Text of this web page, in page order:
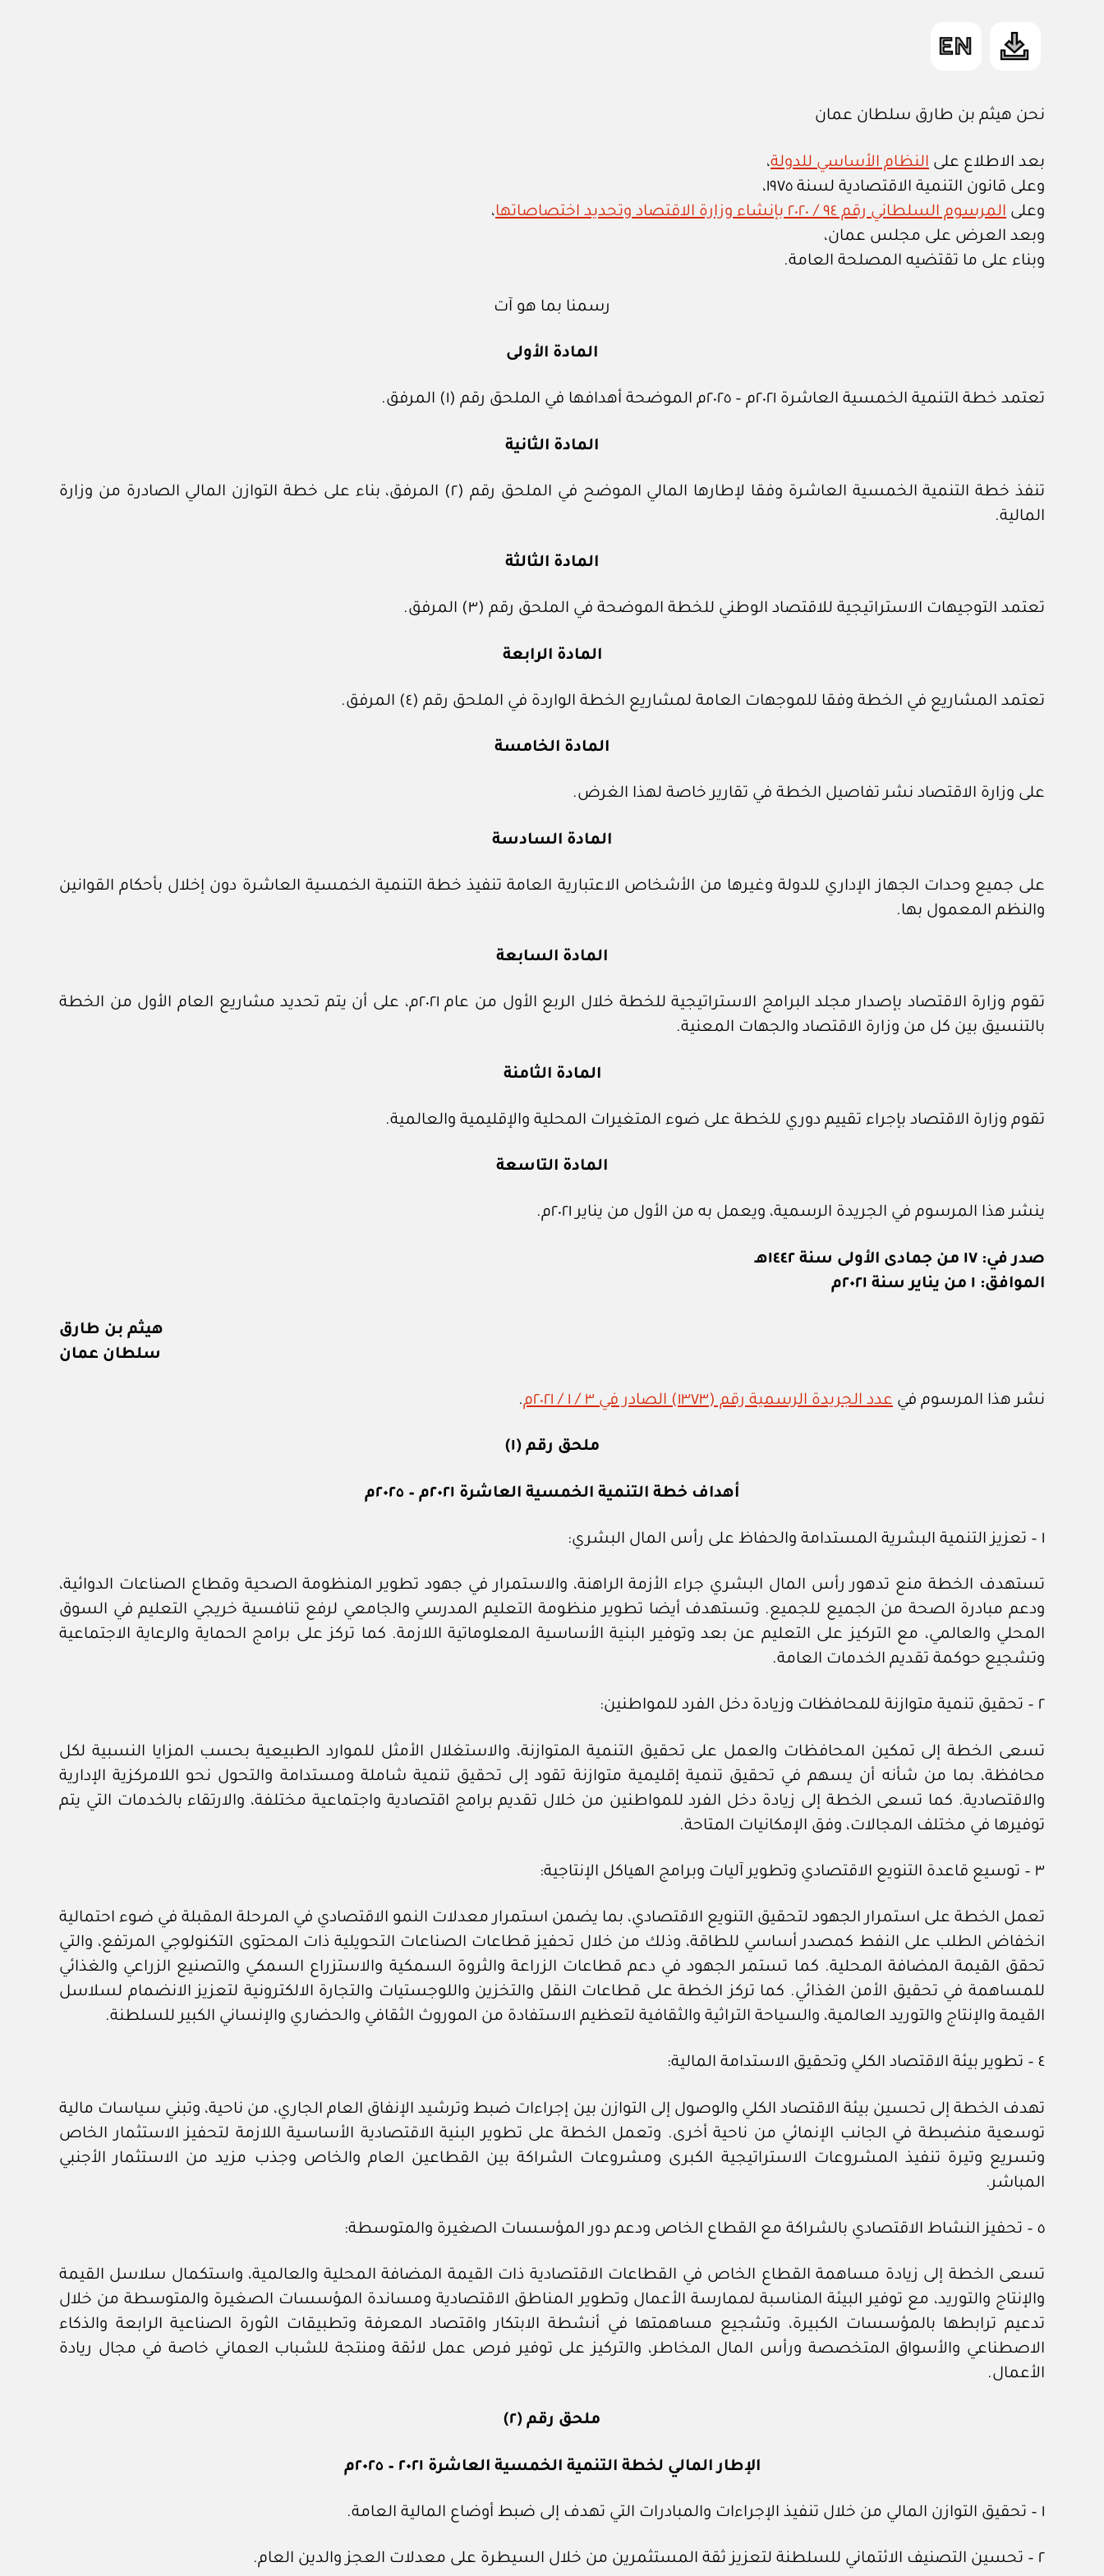
نحن هيثم بن طارق سلطان عمان
بعد الاطلاع على النظام الأساسي للدولة،
وعلى قانون التنمية الاقتصادية لسنة ١٩٧٥،
وعلى المرسوم السلطاني رقم ٩٤ / ٢٠٢٠ بإنشاء وزارة الاقتصاد وتحديد اختصاصاتها
،
وبعد العرض على مجلس عمان،
وبناء على ما تقتضيه المصلحة العامة.
رسمنا بما هو آت
المادة الأولى
تعتمد خطة التنمية الخمسية العاشرة ٢٠٢١م – ٢٠٢٥م الموضحة أهدافها في الملحق رقم (١) المرفق.
المادة الثانية
تنفذ خطة التنمية الخمسية العاشرة وفقا لإطارها المالي الموضح في الملحق رقم (٢) المرفق، بناء على خطة التوازن المالي الصادرة من وزارة
المالية.
المادة الثالثة
تعتمد التوجيهات الاستراتيجية للاقتصاد الوطني للخطة الموضحة في الملحق رقم (٣) المرفق.
المادة الرابعة
تعتمد المشاريع في الخطة وفقا للموجهات العامة لمشاريع الخطة الواردة في الملحق رقم (٤) المرفق.
المادة الخامسة
على وزارة الاقتصاد نشر تفاصيل الخطة في تقارير خاصة لهذا الغرض.
المادة السادسة
على جميع وحدات الجهاز الإداري للدولة وغيرها من الأشخاص الاعتبارية العامة تنفيذ خطة التنمية الخمسية العاشرة دون إخلال بأحكام القوانين
والنظم المعمول بها.
المادة السابعة
تقوم وزارة الاقتصاد بإصدار مجلد البرامج الاستراتيجية للخطة خلال الربع الأول من عام ٢٠٢١م، على أن يتم تحديد مشاريع العام الأول من الخطة
بالتنسيق بين كل من وزارة الاقتصاد والجهات المعنية.
المادة الثامنة
تقوم وزارة الاقتصاد بإجراء تقييم دوري للخطة على ضوء المتغيرات المحلية والإقليمية والعالمية.
المادة التاسعة
ينشر هذا المرسوم في الجريدة الرسمية، ويعمل به من الأول من يناير ٢٠٢١م.
صدر في: ١٧ من جمادى الأولى سنة ١٤٤٢هـ
الموافق: ١ من يناير سنة ٢٠٢١م
هيثم بن طارق
سلطان عمان
نشر هذا المرسوم في عدد الجريدة الرسمية رقم (١٣٧٣) الصادر في ٣ / ١ / ٢٠٢١م .
ملحق رقم (١)
أهداف خطة التنمية الخمسية العاشرة ٢٠٢١م – ٢٠٢٥م
١ – تعزيز التنمية البشرية المستدامة والحفاظ على رأس المال البشري:
تستهدف الخطة منع تدهور رأس المال البشري جراء الأزمة الراهنة، والاستمرار في جهود تطوير المنظومة الصحية وقطاع الصناعات الدوائية،
ودعم مبادرة الصحة من الجميع للجميع. وتستهدف أيضا تطوير منظومة التعليم المدرسي والجامعي لرفع تنافسية خريجي التعليم في السوق
المحلي والعالمي، مع التركيز على التعليم عن بعد وتوفير البنية الأساسية المعلوماتية اللازمة. كما تركز على برامج الحماية والرعاية الاجتماعية
وتشجيع حوكمة تقديم الخدمات العامة.
٢ – تحقيق تنمية متوازنة للمحافظات وزيادة دخل الفرد للمواطنين:
تسعى الخطة إلى تمكين المحافظات والعمل على تحقيق التنمية المتوازنة، والاستغلال الأمثل للموارد الطبيعية بحسب المزايا النسبية لكل
محافظة، بما من شأنه أن يسهم في تحقيق تنمية إقليمية متوازنة تقود إلى تحقيق تنمية شاملة ومستدامة والتحول نحو اللامركزية الإدارية
والاقتصادية. كما تسعى الخطة إلى زيادة دخل الفرد للمواطنين من خلال تقديم برامج اقتصادية واجتماعية مختلفة، والارتقاء بالخدمات التي يتم
توفيرها في مختلف المجالات، وفق الإمكانيات المتاحة.
٣ – توسيع قاعدة التنويع الاقتصادي وتطوير آليات وبرامج الهياكل الإنتاجية:
تعمل الخطة على استمرار الجهود لتحقيق التنويع الاقتصادي، بما يضمن استمرار معدلات النمو الاقتصادي في المرحلة المقبلة في ضوء احتمالية
انخفاض الطلب على النفط كمصدر أساسي للطاقة، وذلك من خلال تحفيز قطاعات الصناعات التحويلية ذات المحتوى التكنولوجي المرتفع، والتي
تحقق القيمة المضافة المحلية. كما تستمر الجهود في دعم قطاعات الزراعة والثروة السمكية والاستزراع السمكي والتصنيع الزراعي والغذائي
للمساهمة في تحقيق الأمن الغذائي. كما تركز الخطة على قطاعات النقل والتخزين واللوجستيات والتجارة الالكترونية لتعزيز الانضمام لسلاسل
القيمة والإنتاج والتوريد العالمية، والسياحة التراثية والثقافية لتعظيم الاستفادة من الموروث الثقافي والحضاري والإنساني الكبير للسلطنة.
٤ – تطوير بيئة الاقتصاد الكلي وتحقيق الاستدامة المالية:
تهدف الخطة إلى تحسين بيئة الاقتصاد الكلي والوصول إلى التوازن بين إجراءات ضبط وترشيد الإنفاق العام الجاري، من ناحية، وتبني سياسات مالية
توسعية منضبطة في الجانب الإنمائي من ناحية أخرى. وتعمل الخطة على تطوير البنية الاقتصادية الأساسية اللازمة لتحفيز الاستثمار الخاص
وتسريع وتيرة تنفيذ المشروعات الاستراتيجية الكبرى ومشروعات الشراكة بين القطاعين العام والخاص وجذب مزيد من الاستثمار الأجنبي
المباشر.
٥ – تحفيز النشاط الاقتصادي بالشراكة مع القطاع الخاص ودعم دور المؤسسات الصغيرة والمتوسطة:
تسعى الخطة إلى زيادة مساهمة القطاع الخاص في القطاعات الاقتصادية ذات القيمة المضافة المحلية والعالمية، واستكمال سلاسل القيمة
والإنتاج والتوريد، مع توفير البيئة المناسبة لممارسة الأعمال وتطوير المناطق الاقتصادية ومساندة المؤسسات الصغيرة والمتوسطة من خلال
تدعيم ترابطها بالمؤسسات الكبيرة، وتشجيع مساهمتها في أنشطة الابتكار واقتصاد المعرفة وتطبيقات الثورة الصناعية الرابعة والذكاء
الاصطناعي والأسواق المتخصصة ورأس المال المخاطر، والتركيز على توفير فرص عمل لائقة ومنتجة للشباب العماني خاصة في مجال ريادة
الأعمال.
ملحق رقم (٢)
الإطار المالي لخطة التنمية الخمسية العاشرة ٢٠٢١ – ٢٠٢٥م
١ – تحقيق التوازن المالي من خلال تنفيذ الإجراءات والمبادرات التي تهدف إلى ضبط أوضاع المالية العامة.
٢ – تحسين التصنيف الائتماني للسلطنة لتعزيز ثقة المستثمرين من خلال السيطرة على معدلات العجز والدين العام.